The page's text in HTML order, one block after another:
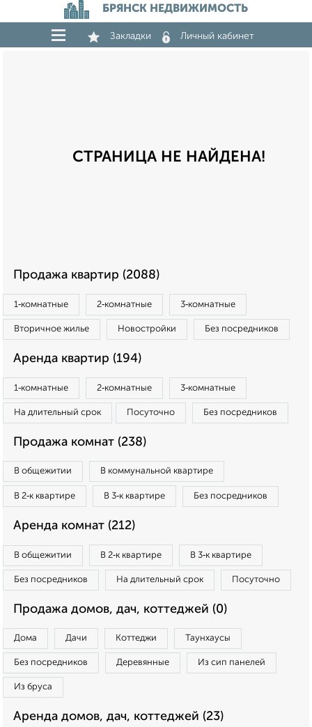
БРЯНСК НЕДВИЖИМОСТЬ
Закладки Личный кабинет
СТРАНИЦА НЕ НАЙДЕНА!
Продажа квартир (2088)
1‑комнатные 2‑комнатные 3‑комнатные
Вторичное жилье Новостройки Без посредников
Аренда квартир (194)
1‑комнатные 2‑комнатные 3‑комнатные
На длительный срок Посуточно Без посредников
Продажа комнат (238)
В общежитии В коммунальной квартире
В 2‑к квартире В 3‑к квартире Без посредников
Аренда комнат (212)
В общежитии В 2‑к квартире В 3‑к квартире
Без посредников На длительный срок Посуточно
Продажа домов, дач, коттеджей (0)
Дома Дачи Коттеджи Таунхаусы
Без посредников Деревянные Из сип панелей
Из бруса
Аренда домов, дач, коттеджей (23)